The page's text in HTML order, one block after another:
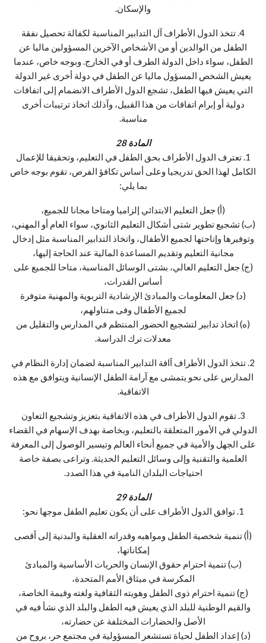
والإسكان.
4. تتخذ الدول الأطراف آل التدابير المناسبة لكفالة تحصيل نفقة
الطفل من الوالدين أو من الأشخاص الآخرين المسؤولين ماليا عن
الطفل، سواء داخل الدولة الطرف أو في الخارج. وبوجه خاص، عندما
يعيش الشخص المسؤول ماليا عن الطفل في دولة أخرى غير الدولة
التي يعيش فيها الطفل، تشجع الدول الأطراف الانضمام إلى اتفاقات
دولية أو إبرام اتفاقات من هذا القبيل، وآذلك اتخاذ ترتيبات أخرى
مناسبة.
المادة 28
1. تعترف الدول الأطراف بحق الطفل في التعليم، وتحقيقا للإعمال
الكامل لهذا الحق تدريجيا وعلى أساس تكافؤ الفرص، تقوم بوجه خاص
بما يلي:
(أ) جعل التعليم الابتدائي إلزاميا ومتاحا مجانا للجميع،
(ب) تشجيع تطوير شتى أشكال التعليم الثانوي، سواء العام أو المهني،
وتوفيرها وإتاحتها لجميع الأطفال، واتخاذ التدابير المناسبة مثل إدخال
مجانية التعليم وتقديم المساعدة المالية عند الحاجة إليها،
(ج) جعل التعليم العالي، بشتى الوسائل المناسبة، متاحا للجميع على
أساس القدرات،
(د) جعل المعلومات والمبادئ الإرشادية التربوية والمهنية متوفرة
لجميع الأطفال وفى متناولهم،
(ه) اتخاذ تدابير لتشجيع الحضور المنتظم في المدارس والتقليل من
معدلات ترك الدراسة.
2. تتخذ الدول الأطراف آافة التدابير المناسبة لضمان إدارة النظام في
المدارس على نحو يتمشى مع آرامة الطفل الإنسانية ويتوافق مع هذه
الاتفاقية.
3. تقوم الدول الأطراف في هذه الاتفاقية بتعزيز وتشجيع التعاون
الدولي في الأمور المتعلقة بالتعليم، وبخاصة بهدف الإسهام في القضاء
على الجهل والأمية في جميع أنحاء العالم وتيسير الوصول إلى المعرفة
العلمية والتقنية وإلى وسائل التعليم الحديثة. وتراعى بصفة خاصة
احتياجات البلدان النامية في هذا الصدد.
المادة 29
1. توافق الدول الأطراف على أن يكون تعليم الطفل موجها نحو:
(أ) تنمية شخصية الطفل ومواهبه وقدراته العقلية والبدنية إلى أقصى
إمكاناتها،
(ب) تنمية احترام حقوق الإنسان والحريات الأساسية والمبادئ
المكرسة في ميثاق الأمم المتحدة،
(ج) تنمية احترام ذوى الطفل وهويته الثقافية ولغته وقيمة الخاصة،
والقيم الوطنية للبلد الذي يعيش فيه الطفل والبلد الذي نشأ فيه في
الأصل والحضارات المختلفة عن حضارته،
(د) إعداد الطفل لحياة تستشعر المسؤولية في مجتمع حر، بروح من